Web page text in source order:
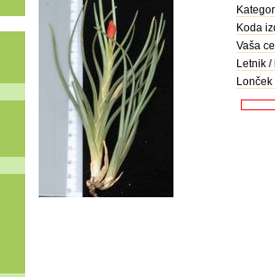
Koda
Vaša
Letnik /
Lonček